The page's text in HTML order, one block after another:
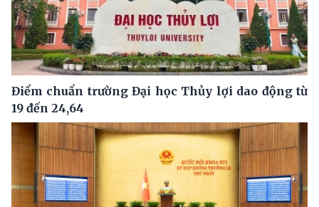
Điểm chuẩn trường Đại học Thủy lợi dao động từ
19 đến 24,64